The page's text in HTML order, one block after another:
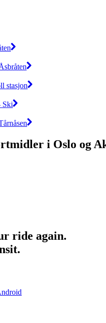
stasjon
Ski
i Oslo og
ride again.